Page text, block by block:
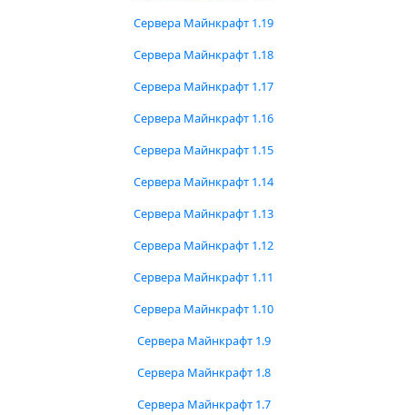
Сервера Майнкрафт 1.19
Сервера Майнкрафт 1.18
Сервера Майнкрафт 1.17
Сервера Майнкрафт 1.16
Сервера Майнкрафт 1.15
Сервера Майнкрафт 1.14
Сервера Майнкрафт 1.13
Сервера Майнкрафт 1.12
Сервера Майнкрафт 1.11
Сервера Майнкрафт 1.10
Сервера Майнкрафт 1.9
Сервера Майнкрафт 1.8
Сервера Майнкрафт 1.7